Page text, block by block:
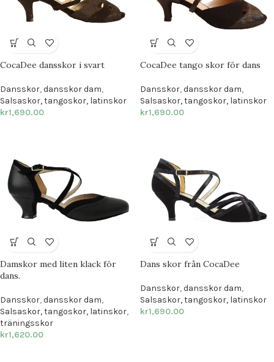
CocaDee dansskor i svart
Dansskor,dansskor dam,
Salsaskor, tangoskor, latinskor
kr1,690.00
CocaDee tango skor för dans
Dansskor,dansskor dam,
Salsaskor, tangoskor, latinskor
kr1,690.00
Damskor med liten klack för
dans.
Dansskor,dansskor dam,
Salsaskor, tangoskor, latinskor,
träningsskor
kr1,620.00
Dans skor från CocaDee
Dansskor,dansskor dam,
Salsaskor, tangoskor, latinskor
kr1,690.00